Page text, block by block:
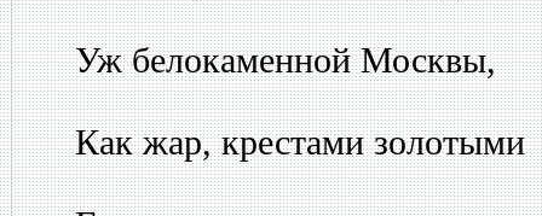
Уж белокаменной Москвы,
Как жар, крестами золотыми